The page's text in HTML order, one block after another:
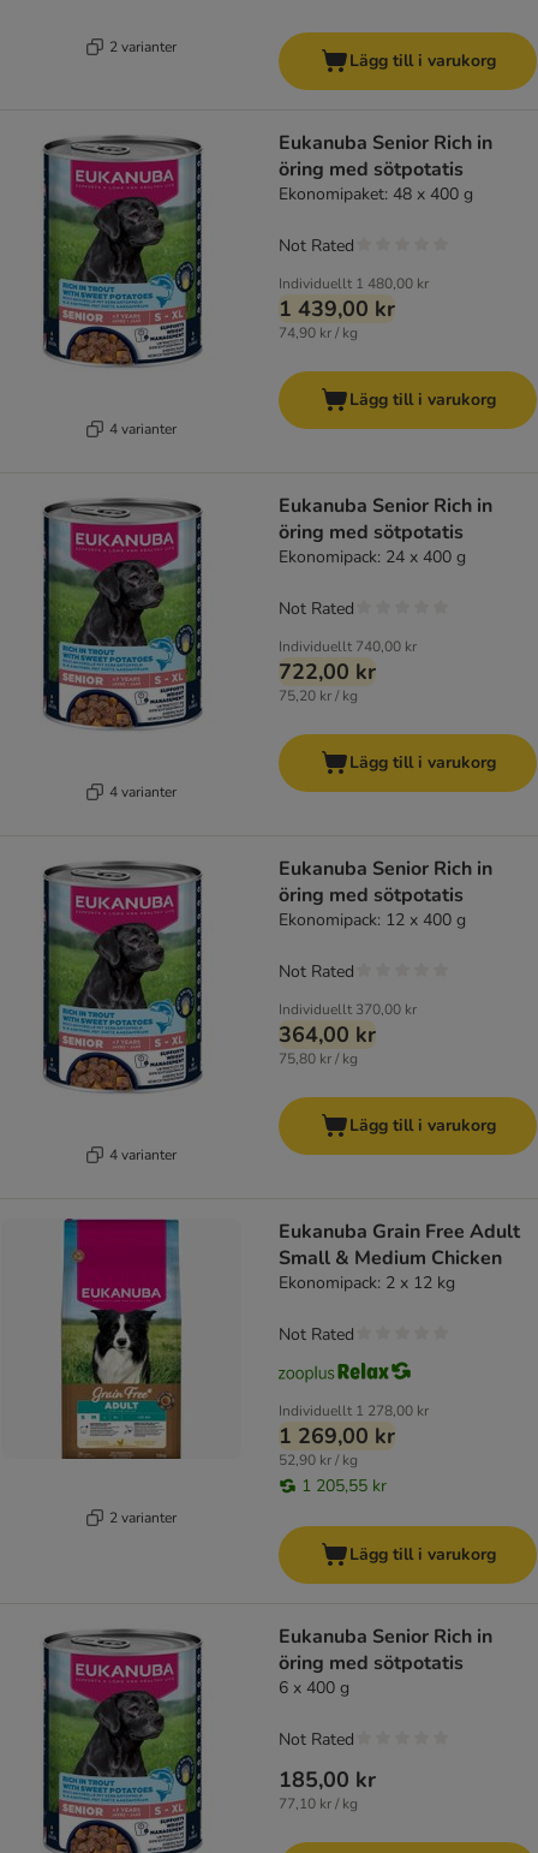
2 varianter
Lägg till i varukorg
4 varianter
Eukanuba Senior Rich in
öring med sötpotatis
Ekonomipaket: 48 x 400 g
Individuellt 1 480,00 kr
1 439,00 kr
74,90 kr / kg
Not Rated
Lägg till i varukorg
4 varianter
Eukanuba Senior Rich in
öring med sötpotatis
Ekonomipack: 24 x 400 g
Individuellt 740,00 kr
722,00 kr
75,20 kr / kg
Not Rated
Lägg till i varukorg
4 varianter
Eukanuba Senior Rich in
öring med sötpotatis
Ekonomipack: 12 x 400 g
Individuellt 370,00 kr
364,00 kr
75,80 kr / kg
Not Rated
Lägg till i varukorg
2 varianter
Eukanuba Grain Free Adult
Small & Medium Chicken
Ekonomipack: 2 x 12 kg
Individuellt 1 278,00 kr
1 269,00 kr
52,90 kr / kg
1 205,55 kr
Not Rated
Lägg till i varukorg
Eukanuba Senior Rich in
öring med sötpotatis
6 x 400 g
185,00 kr
77,10 kr / kg
Not Rated